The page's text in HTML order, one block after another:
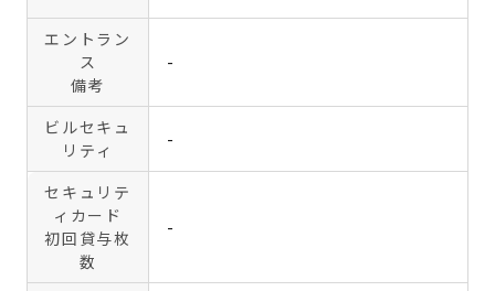
エントラン
ス
備考
-
ビルセキュ
リティ
-
セキュリテ
ィカード
初回貸与枚
数
-